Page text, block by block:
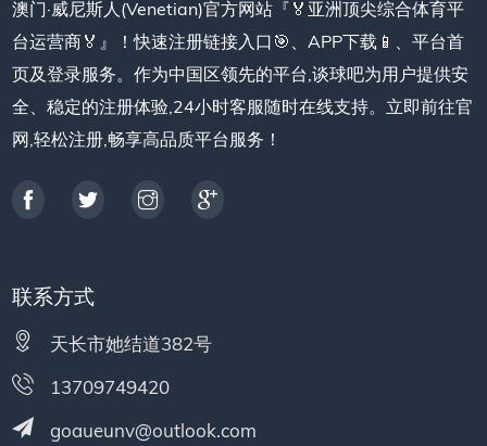
澳门·威尼斯人(Venetian)官方网站『🏅亚洲顶尖综合体育平
台运营商🏅』！快速注册链接入口🎯、APP下载📱、平台首
页及登录服务。作为中国区领先的平台,谈球吧为用户提供安
全、稳定的注册体验,24小时客服随时在线支持。立即前往官
网,轻松注册,畅享高品质平台服务！
联系方式
天长市她结道382号
13709749420
goaueunv@outlook.com